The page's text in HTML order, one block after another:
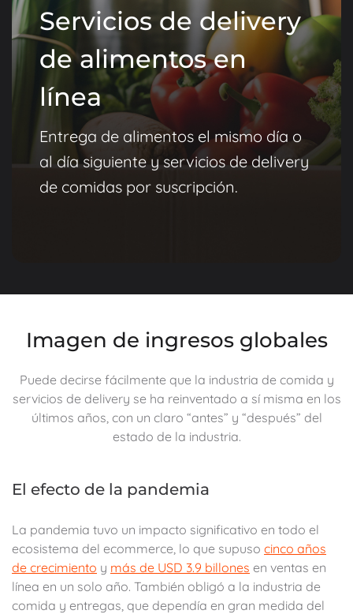
Servicios de delivery
de alimentos en
línea
Entrega de alimentos el mismo día o
al día siguiente y servicios de delivery
de comidas por suscripción.
Imagen de ingresos globales
Puede decirse fácilmente que la industria de comida y
servicios de delivery se ha reinventado a sí misma en los
últimos años, con un claro “antes” y “después” del
estado de la industria.
El efecto de la pandemia
La pandemia tuvo un impacto significativo en todo el
ecosistema del ecommerce, lo que supuso cinco años
de crecimiento y más de USD 3.9 billones en ventas en
línea en un solo año. También obligó a la industria de
comida y entregas, que dependía en gran medida del